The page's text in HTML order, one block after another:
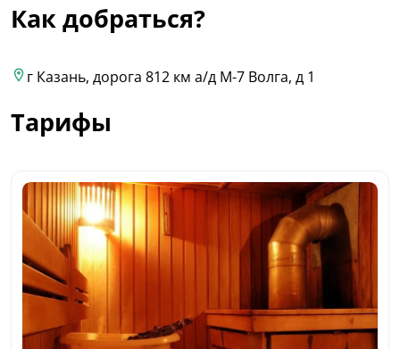
Как добраться?
г Казань, дорога 812 км а/д М-7 Волга, д 1
Тарифы